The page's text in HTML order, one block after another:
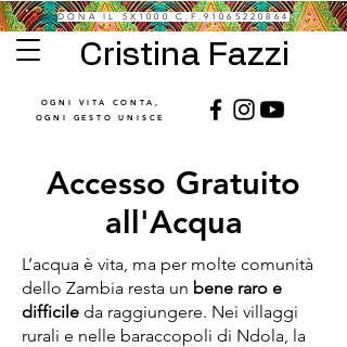
Cristina Fazzi
OGNI VITA CONTA,
OGNI GESTO UNISCE
DONA IL 5X1000 C.F.91065220864
Accesso Gratuito
all'Acqua
L’acqua è vita, ma per molte comunità
dello Zambia resta un bene raro e
difficile da raggiungere. Nei villaggi
rurali e nelle baraccopoli di Ndola, la